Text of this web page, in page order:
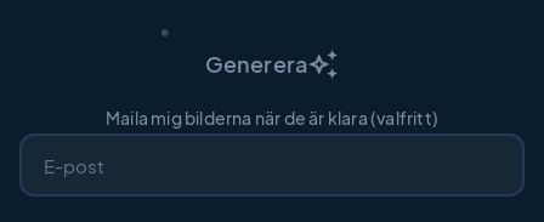
Genereraauto_awesome
Maila mig bilderna när de är klara (valfritt)